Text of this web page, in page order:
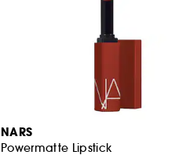
NARS
Powermatte Lipstick